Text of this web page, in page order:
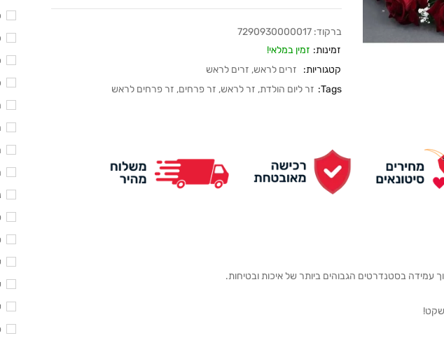
ברקוד: 7290930000017
זמינות: זמין במלאי!
קטגוריות:
זרים לראש, זרים לראש
Tags: זר ליום הולדת, זר לראש, זר פרחים, זר פרחים לראש
עמידה בסטנדרטים הגבוהים ביותר של איכות ובטיחות.
שקט!